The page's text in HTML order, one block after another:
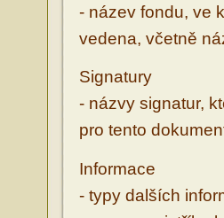
- název fondu, ve
vedena, včetně
Signatury
- názvy signatur,
pro tento
Informace
- typy dalších